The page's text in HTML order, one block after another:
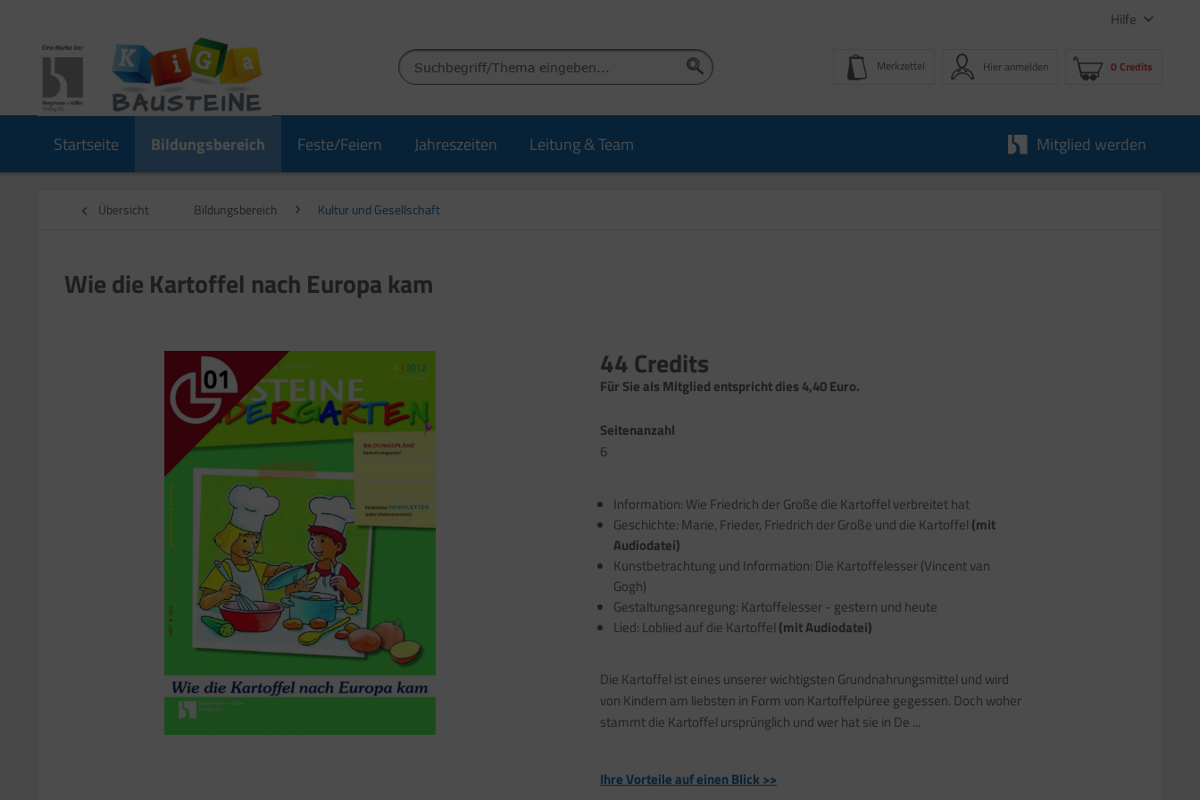
Hilfe
Merkzettel Hier anmelden 0 Credits
Startseite Bildungsbereich Feste/Feiern Jahreszeiten Leitung & Team Mitglied werden
Übersicht Bildungsbereich Kultur und Gesellschaft
Wie die Kartoffel nach Europa kam
44 Credits
Für Sie als Mitglied entspricht dies 4,40 Euro.
Seitenanzahl
6
Information: Wie Friedrich der Große die Kartoffel verbreitet hat
Geschichte: Marie, Frieder, Friedrich der Große und die Kartoffel (mit
Audiodatei)
Kunstbetrachtung und Information: Die Kartoffelesser (Vincent van
Gogh)
Gestaltungsanregung: Kartoffelesser - gestern und heute
Lied: Loblied auf die Kartoffel (mit Audiodatei)
Die Kartoffel ist eines unserer wichtigsten Grundnahrungsmittel und wird
von Kindern am liebsten in Form von Kartoffelpüree gegessen. Doch woher
stammt die Kartoffel ursprünglich und wer hat sie in De ...
Ihre Vorteile auf einen Blick >>